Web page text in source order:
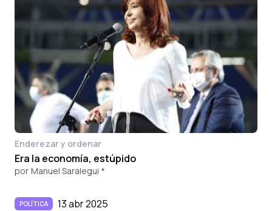
Enderezar y ordenar
Era la economía, estúpido
por Manuel Saralegui *
POLÍTICA 13 abr 2025